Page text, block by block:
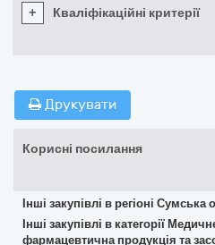
+ Кваліфікаційні критерії
Друкувати
Корисні посилання
Інші закупівлі в регіоні Сумська
Інші закупівлі в категорії
фармацевтична продукція та